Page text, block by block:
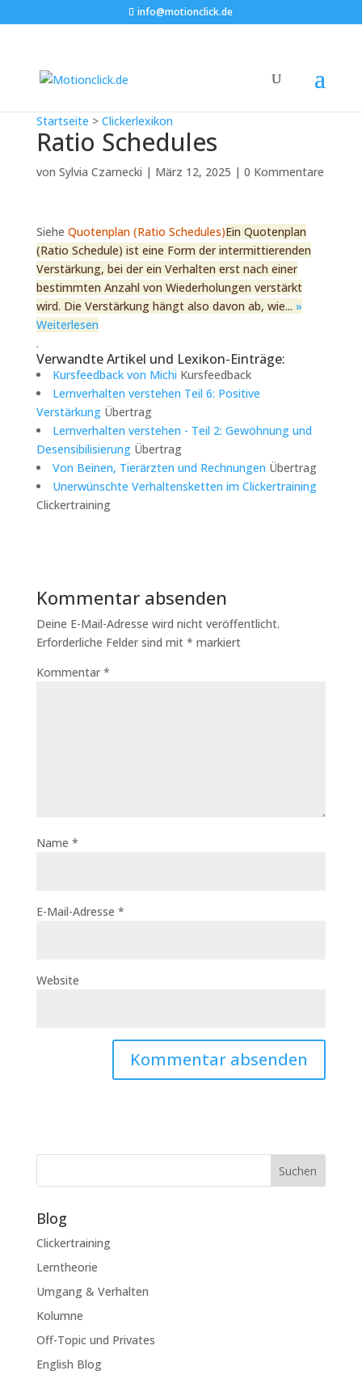
info@motionclick.de
Startseite > Clickerlexikon
Ratio Schedules
von Sylvia Czarnecki | März 12, 2025 | 0 Kommentare
Siehe Quotenplan (Ratio Schedules)Ein Quotenplan
(Ratio Schedule) ist eine Form der intermittierenden
Verstärkung, bei der ein Verhalten erst nach einer
bestimmten Anzahl von Wiederholungen verstärkt
wird. Die Verstärkung hängt also davon ab, wie... »
Weiterlesen
.
Verwandte Artikel und Lexikon-Einträge:
Kursfeedback von Michi Kursfeedback
Lernverhalten verstehen Teil 6: Positive
VerstärkungÜbertrag
Lernverhalten verstehen - Teil 2: Gewöhnung und
DesensibilisierungÜbertrag
Von Beinen, Tierärzten und Rechnungen Übertrag
Unerwünschte Verhaltensketten im Clickertraining
Clickertraining
Kommentar absenden
Deine E-Mail-Adresse wird nicht veröffentlicht.
Erforderliche Felder sind mit * markiert
Kommentar *
Name *
E-Mail-Adresse *
Website
Suchen
Blog
Clickertraining
Lerntheorie
Umgang & Verhalten
Kolumne
Off-Topic und Privates
English Blog